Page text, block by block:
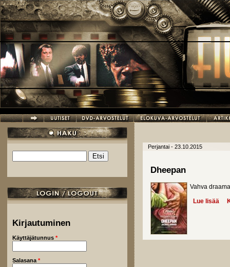
Hyppää pääsisältöön
Hakulomake
Kirjautuminen
Käyttäjätunnus *
Salasana *
Perjantai - 23.10.2015
Dheepan
Vahva
Lue lisää